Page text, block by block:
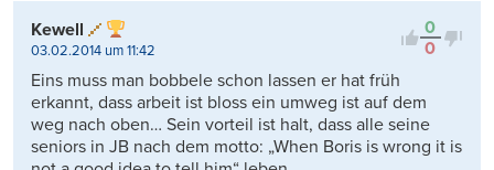
0
0
Kewell
03.02.2014 um 11:42
Eins muss man bobbele schon lassen er hat früh
erkannt, dass arbeit ist bloss ein umweg ist auf dem
weg nach oben… Sein vorteil ist halt, dass alle seine
seniors in JB nach dem motto: „When Boris is wrong it is